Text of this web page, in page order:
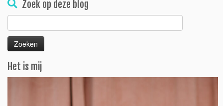
Zoek op deze blog
naar:
Het is mij